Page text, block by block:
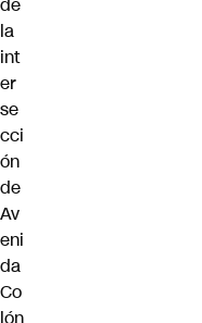
la
int
er
se
cci
ón
de
Av
eni
da
Co